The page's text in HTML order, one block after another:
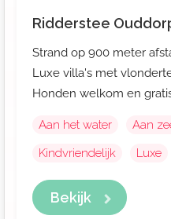
Ridderstee
Strand op 900 meter
Luxe villa's met
Honden welkom en
Aan het water Aan
Kindvriendelijk
Luxe
Bekijk